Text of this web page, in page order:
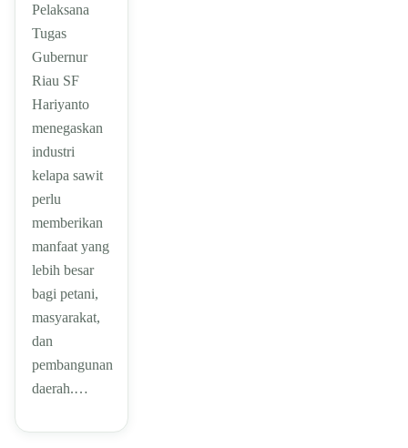
Pelaksana
Tugas
Gubernur
Riau SF
Hariyanto
menegaskan
industri
kelapa sawit
perlu
memberikan
manfaat yang
lebih besar
bagi petani,
masyarakat,
dan
pembangunan
daerah.…